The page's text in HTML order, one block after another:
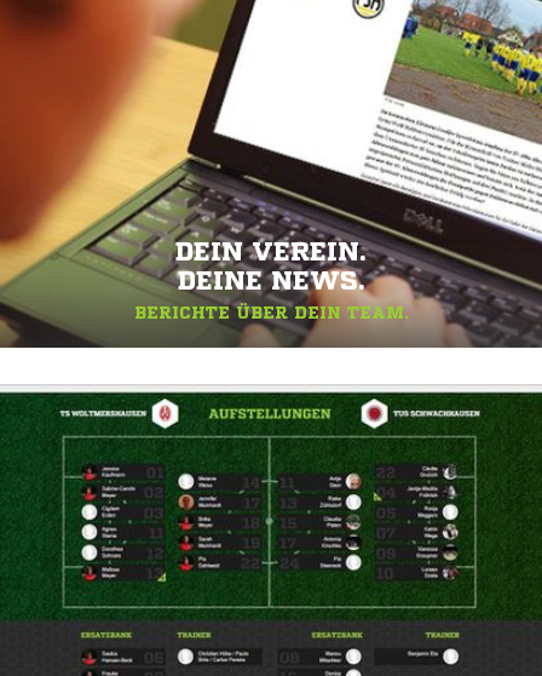
DEIN VEREIN.
DEINE NEWS.
BERICHTE ÜBER DEIN TEAM.